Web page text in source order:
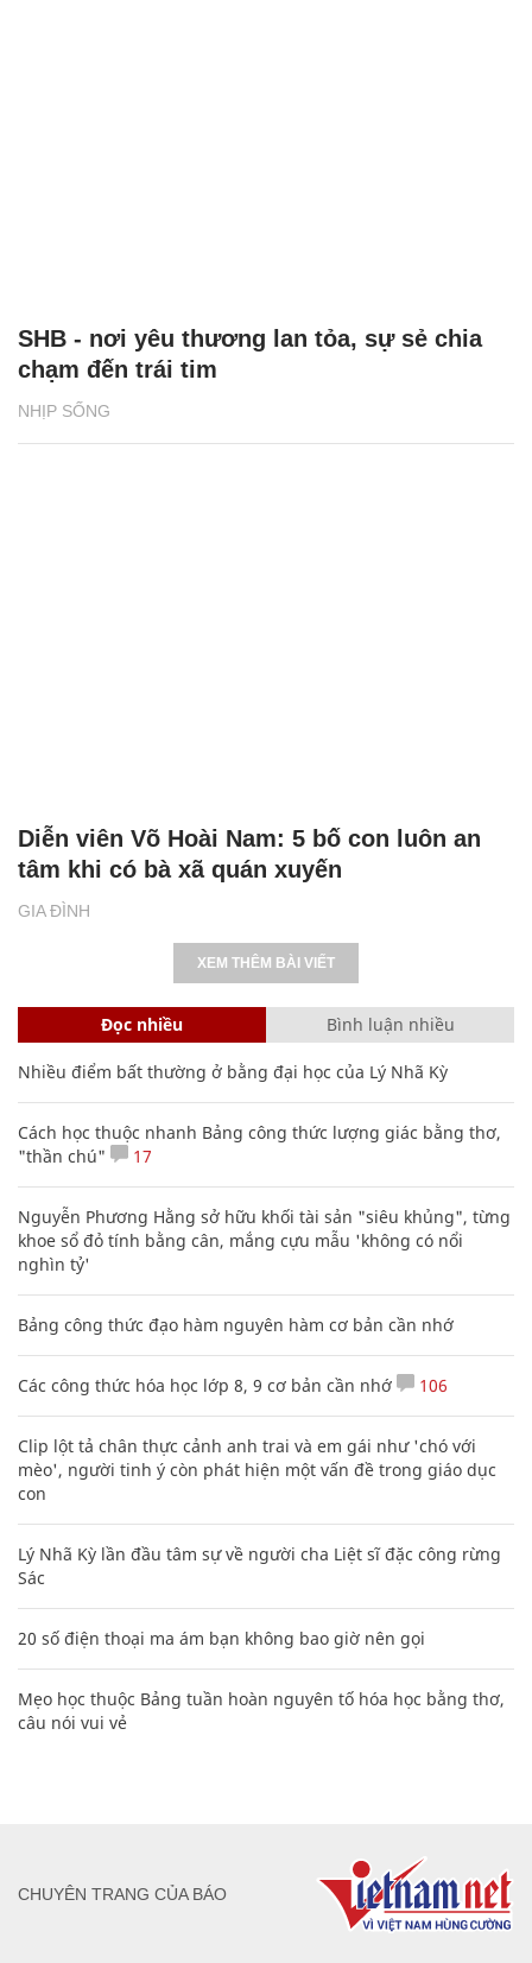
NHỊP SỐNG
SHB - nơi yêu thương lan tỏa, sự sẻ chia
chạm đến trái tim
GIA ĐÌNH
Diễn viên Võ Hoài Nam: 5 bố con luôn an
tâm khi có bà xã quán xuyến
XEM THÊM BÀI VIẾT
Đọc nhiều Bình luận nhiều
Nhiều điểm bất thường ở bằng đại học của Lý Nhã Kỳ
Cách học thuộc nhanh Bảng công thức lượng giác bằng thơ,
"thần chú"
17
Nguyễn Phương Hằng sở hữu khối tài sản "siêu khủng", từng
khoe sổ đỏ tính bằng cân, mắng cựu mẫu 'không có nổi
nghìn tỷ'
Bảng công thức đạo hàm nguyên hàm cơ bản cần nhớ
Các công thức hóa học lớp 8, 9 cơ bản cần nhớ 106
Clip lột tả chân thực cảnh anh trai và em gái như 'chó với
mèo', người tinh ý còn phát hiện một vấn đề trong giáo dục
con
Lý Nhã Kỳ lần đầu tâm sự về người cha Liệt sĩ đặc công rừng
Sác
20 số điện thoại ma ám bạn không bao giờ nên gọi
Mẹo học thuộc Bảng tuần hoàn nguyên tố hóa học bằng thơ,
câu nói vui vẻ
CHUYÊN TRANG CỦA BÁO